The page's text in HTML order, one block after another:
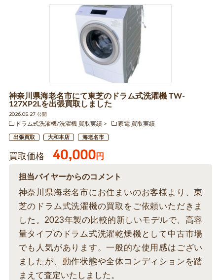
神奈川県海老名市にて東芝のドラム式洗濯機 TW-
127XP2Lを出張買取しました
2026.05.27 公開
ドラム式洗濯機/洗濯機 買取実績
家電 買取実績
出張買取 大和本店 海老名市
買取価格 40,000円
担当バイヤーからのコメント
神奈川県海老名市にお住まいのお客様より、東
芝のドラム式洗濯機の買取をご依頼いただきま
した。2023年製の比較的新しいモデルで、高容
量タイプのドラム式洗濯乾燥機として中古市場
でも人気があります。一般的な使用感はござい
ましたが、動作状態や全体コンディションを踏
まえて査定いたしました。